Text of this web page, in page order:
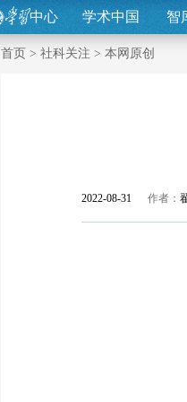
中心 学术中国 智
首页 > 社科关注 > 本网原创
2022-08-31 作者：